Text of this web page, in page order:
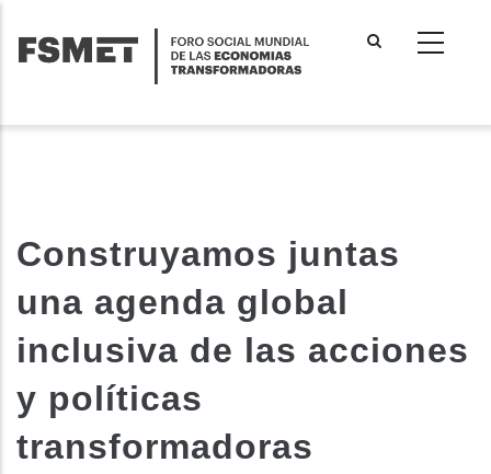
contenido
Construyamos juntas
una agenda global
inclusiva de las acciones
y políticas
transformadoras